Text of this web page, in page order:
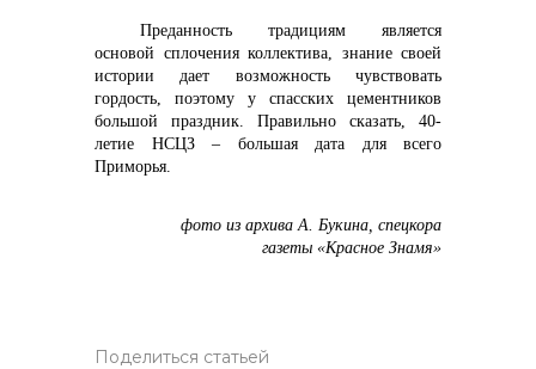
Преданность традициям является
основой сплочения коллектива, знание своей
истории дает возможность чувствовать
гордость, поэтому у спасских цементников
большой праздник. Правильно сказать, 40-
летие НСЦЗ – большая дата для всего
Приморья.
фото из архива А. Букина, спецкора
газеты «Красное Знамя»
Поделиться статьей